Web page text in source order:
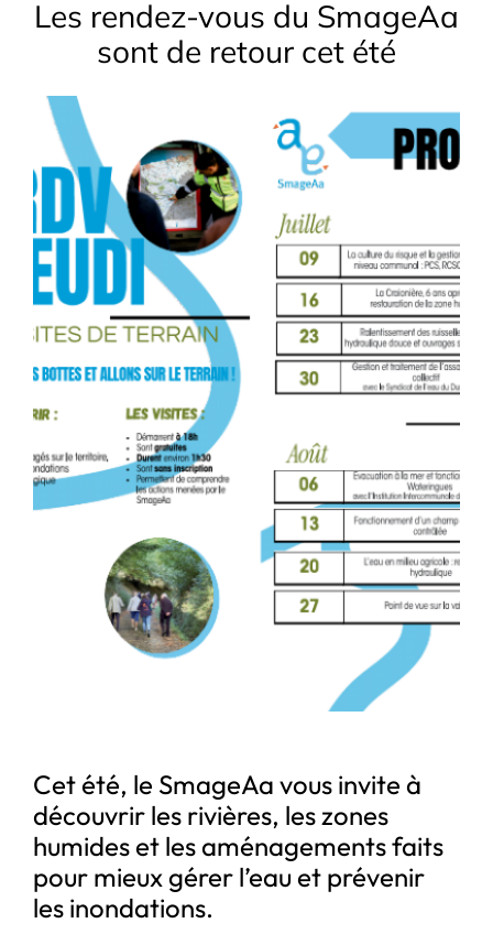
Les rendez-vous du SmageAa
sont de retour cet été
Cet été, le SmageAa vous invite à
découvrir les rivières, les zones
humides et les aménagements faits
pour mieux gérer l’eau et prévenir
les inondations.